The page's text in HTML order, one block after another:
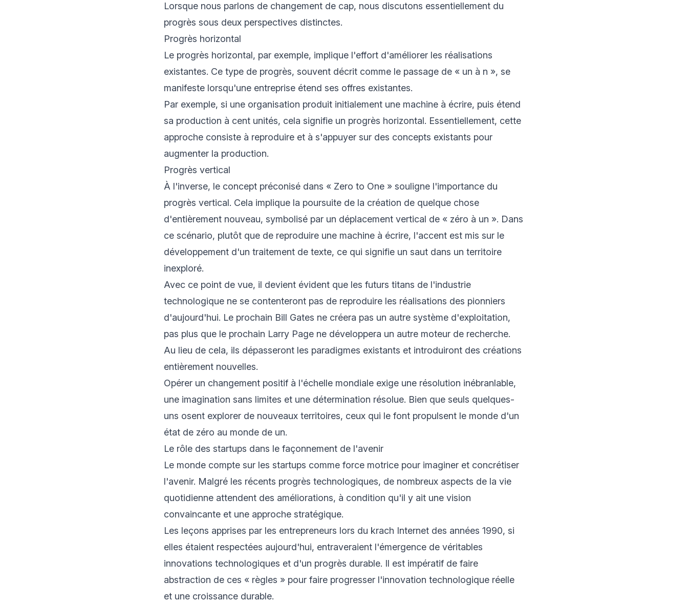
Lorsque nous parlons de changement de cap, nous discutons essentiellement du
progrès sous deux perspectives distinctes.
Progrès horizontal
Le progrès horizontal, par exemple, implique l'effort d'améliorer les réalisations
existantes. Ce type de progrès, souvent décrit comme le passage de « un à n », se
manifeste lorsqu'une entreprise étend ses offres existantes.
Par exemple, si une organisation produit initialement une machine à écrire, puis étend
sa production à cent unités, cela signifie un progrès horizontal. Essentiellement, cette
approche consiste à reproduire et à s'appuyer sur des concepts existants pour
augmenter la production.
Progrès vertical
À l'inverse, le concept préconisé dans « Zero to One » souligne l'importance du
progrès vertical. Cela implique la poursuite de la création de quelque chose
d'entièrement nouveau, symbolisé par un déplacement vertical de « zéro à un ». Dans
ce scénario, plutôt que de reproduire une machine à écrire, l'accent est mis sur le
développement d'un traitement de texte, ce qui signifie un saut dans un territoire
inexploré.
Avec ce point de vue, il devient évident que les futurs titans de l'industrie
technologique ne se contenteront pas de reproduire les réalisations des pionniers
d'aujourd'hui. Le prochain Bill Gates ne créera pas un autre système d'exploitation,
pas plus que le prochain Larry Page ne développera un autre moteur de recherche.
Au lieu de cela, ils dépasseront les paradigmes existants et introduiront des créations
entièrement nouvelles.
Opérer un changement positif à l'échelle mondiale exige une résolution inébranlable,
une imagination sans limites et une détermination résolue. Bien que seuls quelques-
uns osent explorer de nouveaux territoires, ceux qui le font propulsent le monde d'un
état de zéro au monde de un.
Le rôle des startups dans le façonnement de l'avenir
Le monde compte sur les startups comme force motrice pour imaginer et concrétiser
l'avenir. Malgré les récents progrès technologiques, de nombreux aspects de la vie
quotidienne attendent des améliorations, à condition qu'il y ait une vision
convaincante et une approche stratégique.
Les leçons apprises par les entrepreneurs lors du krach Internet des années 1990, si
elles étaient respectées aujourd'hui, entraveraient l'émergence de véritables
innovations technologiques et d'un progrès durable. Il est impératif de faire
abstraction de ces « règles » pour faire progresser l'innovation technologique réelle
et une croissance durable.